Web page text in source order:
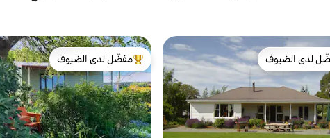
البيوت المفضّلة لدى الضيوف
لدى الضيوف
من أبرز البيوت المفضّلة لدى الضيوف
مفضّل لدى الضيوف